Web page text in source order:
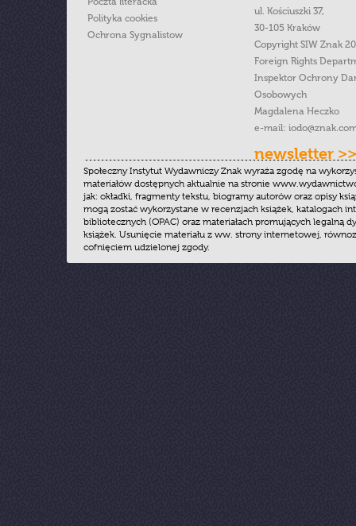
Polityka cookies
Ochrona Sygnalistow
ul. Kościuszki 37,
30-105 Kraków
Copyright SIW Znak
Foreign Rights
Inspektor Ochrony
Osobowych
Magdalena Heczko
e-mail:
newsletter >>
Społeczny Instytut Wydawniczy Znak wyraża zgodę na
materiałów dostępnych aktualnie na stronie
jak: okładki, fragmenty tekstu, biogramy autorów oraz opisy
mogą zostać wykorzystane w recenzjach książek, katalogach
bibliotecznych (OPAC) oraz materiałach promujących legalną
książek. Usunięcie materiału z ww. strony internetowej,
cofnięciem udzielonej zgody.